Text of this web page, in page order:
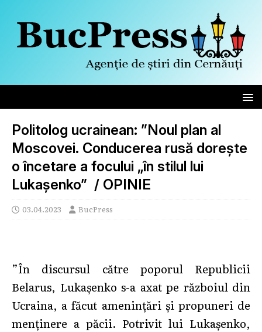
Politolog ucrainean: ”Noul plan al
Moscovei. Conducerea rusă dorește
o încetare a focului „în stilul lui
Lukașenko” / OPINIE
03.04.2023 BucPress
”În discursul către poporul Republicii
Belarus, Lukașenko s-a axat pe războiul din
Ucraina, a făcut amenințări și propuneri de
menținere a păcii. Potrivit lui Lukașenko,